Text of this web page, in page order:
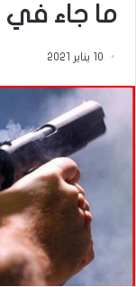
ما جاء في
10 يناير 2021